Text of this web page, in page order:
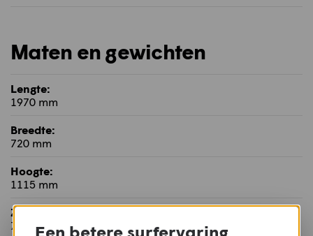
Maten en gewichten
Lengte:
1970 mm
Breedte:
720 mm
Hoogte:
1115 mm
Zithoogte:
780 mmEen betere surfervaring